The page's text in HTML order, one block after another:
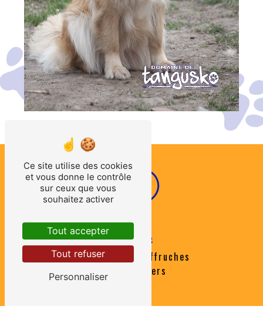
Adresse
31 Chemin des Effruches
85370 Nalliers
Ce site utilise des cookies
et vous donne le contrôle
sur ceux que vous
souhaitez activer
Tout accepter
Tout refuser
Personnaliser